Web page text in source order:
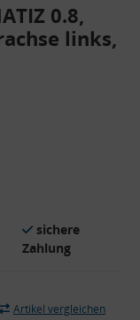
0.8,
links,
sichere
Zahlung
Artikel vergleichen